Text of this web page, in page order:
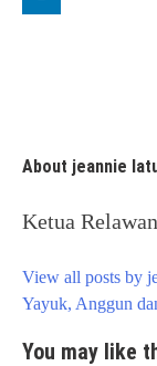
About jeannie
Ketua
View all posts by
Post
Yayuk, Anggun
You may like